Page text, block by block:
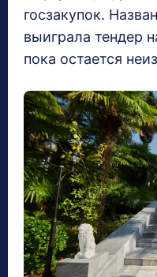
госзакупок.
выиграла тендер
пока остается